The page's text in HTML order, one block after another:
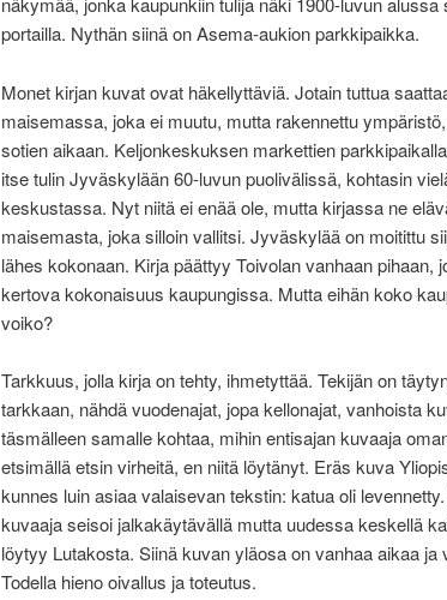
portailla. Nythän siinä on Asema-aukion parkkipaikka.
Monet kirjan kuvat ovat häkellyttäviä. Jotain tuttua
maisemassa, joka ei muutu, mutta rakennettu
sotien aikaan. Keljonkeskuksen markettien
itse tulin Jyväskylään 60-luvun puolivälissä, kohtasin
keskustassa. Nyt niitä ei enää ole, mutta kirjassa ne
maisemasta, joka silloin vallitsi. Jyväskylää on moitittu
lähes kokonaan. Kirja päättyy Toivolan vanhaan pihaan,
kertova kokonaisuus kaupungissa. Mutta eihän koko
voiko?
Tarkkuus, jolla kirja on tehty, ihmetyttää. Tekijän on
tarkkaan, nähdä vuodenajat, jopa kellonajat, vanhoista
täsmälleen samalle kohtaa, mihin entisajan kuvaaja
etsimällä etsin virheitä, en niitä löytänyt. Eräs kuva
kunnes luin asiaa valaisevan tekstin: katua oli
kuvaaja seisoi jalkakäytävällä mutta uudessa keskellä
löytyy Lutakosta. Siinä kuvan yläosa on vanhaa aikaa ja
Todella hieno oivallus ja toteutus.